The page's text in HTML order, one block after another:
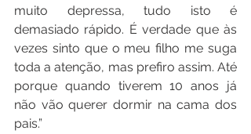
muito depressa, tudo isto é
demasiado rápido. É verdade que às
vezes sinto que o meu filho me suga
toda a atenção, mas prefiro assim. Até
porque quando tiverem 10 anos já
não vão querer dormir na cama dos
pais.”